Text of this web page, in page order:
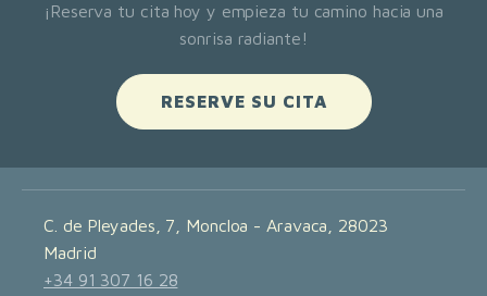
¡Reserva tu cita hoy y empieza tu camino hacia una
sonrisa radiante!
RESERVE SU CITA
C. de Pleyades, 7, Moncloa - Aravaca, 28023
Madrid
+34 91 307 16 28